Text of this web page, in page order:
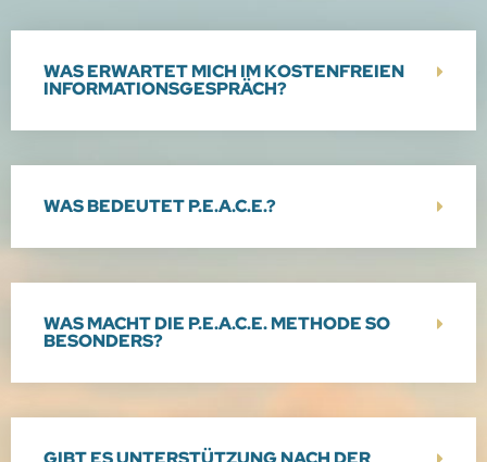
WAS ERWARTET MICH IM KOSTENFREIEN
INFORMATIONSGESPRÄCH?
WAS BEDEUTET P.E.A.C.E.?
WAS MACHT DIE P.E.A.C.E. METHODE SO
BESONDERS?